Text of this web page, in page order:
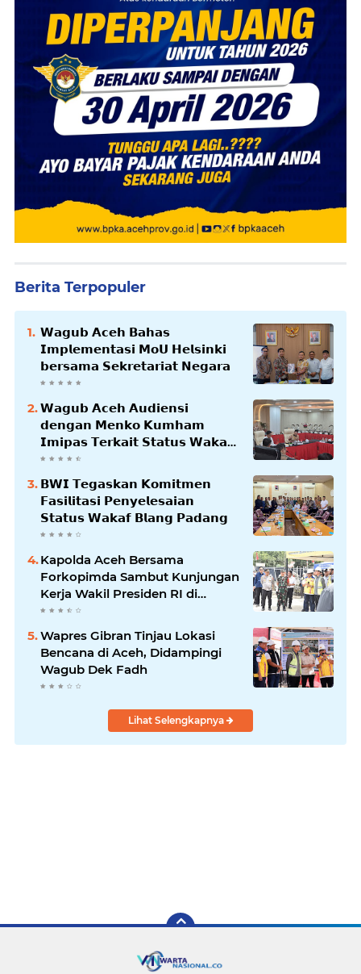
Berita Terpopuler
𝗪𝗮𝗴𝘂𝗯 𝗔𝗰𝗲𝗵 𝗕𝗮𝗵𝗮𝘀
𝗜𝗺𝗽𝗹𝗲𝗺𝗲𝗻𝘁𝗮𝘀𝗶 𝗠𝗼𝗨 𝗛𝗲𝗹𝘀𝗶𝗻𝗸𝗶
𝗯𝗲𝗿𝘀𝗮𝗺𝗮 𝗦𝗲𝗸𝗿𝗲𝘁𝗮𝗿𝗶𝗮𝘁 𝗡𝗲𝗴𝗮𝗿𝗮
𝗪𝗮𝗴𝘂𝗯 𝗔𝗰𝗲𝗵 𝗔𝘂𝗱𝗶𝗲𝗻𝘀𝗶
𝗱𝗲𝗻𝗴𝗮𝗻 𝗠𝗲𝗻𝗸𝗼 𝗞𝘂𝗺𝗵𝗮𝗺
𝗜𝗺𝗶𝗽𝗮𝘀 𝗧𝗲𝗿𝗸𝗮𝗶𝘁 𝗦𝘁𝗮𝘁𝘂𝘀 𝗪𝗮𝗸𝗮𝗳
𝗕𝗹𝗮𝗻𝗴𝗽𝗮𝗱𝗮𝗻𝗴
𝗕𝗪𝗜 𝗧𝗲𝗴𝗮𝘀𝗸𝗮𝗻 𝗞𝗼𝗺𝗶𝘁𝗺𝗲𝗻
𝗙𝗮𝘀𝗶𝗹𝗶𝘁𝗮𝘀𝗶 𝗣𝗲𝗻𝘆𝗲𝗹𝗲𝘀𝗮𝗶𝗮𝗻
𝗦𝘁𝗮𝘁𝘂𝘀 𝗪𝗮𝗸𝗮𝗳 𝗕𝗹𝗮𝗻𝗴 𝗣𝗮𝗱𝗮𝗻𝗴
Kapolda Aceh Bersama
Forkopimda Sambut Kunjungan
Kerja Wakil Presiden RI di
Kabupaten Bireuen
Wapres Gibran Tinjau Lokasi
Bencana di Aceh, Didampingi
Wagub Dek Fadh
Lihat Selengkapnya